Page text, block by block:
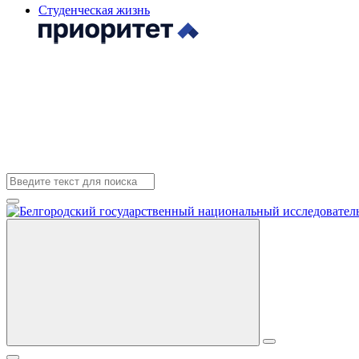
Студенческая жизнь